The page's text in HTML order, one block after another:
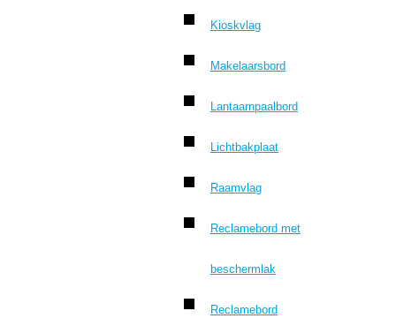
Kioskvlag
Makelaarsbord
Lantaarnpaalbord
Lichtbakplaat
Raamvlag
Reclamebord met
beschermlak
Reclamebord